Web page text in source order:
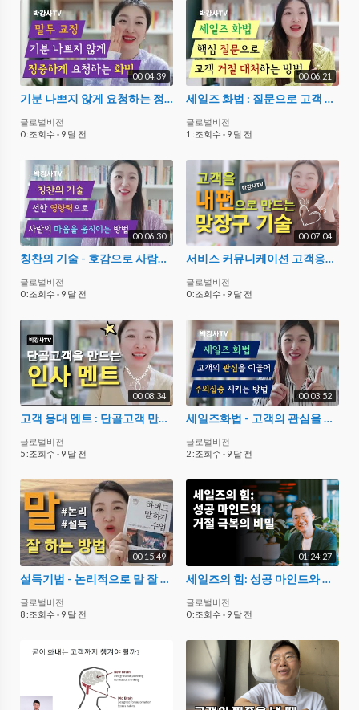
00:04:39
기분 나쁘지 않게 요청하는 정중한 부탁 말투 만들기
글로벌비전
0 :조회수 · 9 달 전
00:06:21
세일즈 화법 : 질문으로 고객 거절을 대처하세요
글로벌비전
1 :조회수 · 9 달 전
00:06:30
칭찬의 기술 - 호감으로 사람의 마음을 움직이는 단계별 칭찬 방법
글로벌비전
0 :조회수 · 9 달 전
00:07:04
서비스 커뮤니케이션 고객응대 화법 : 맞장구 잘 치는 법
글로벌비전
0 :조회수 · 9 달 전
00:08:34
고객 응대 멘트 : 단골고객 만드는 인사말
글로벌비전
5 :조회수 · 9 달 전
00:03:52
세일즈화법 - 고객의 관심을 이끌고 주의집중 시키는 상품설명기법
글로벌비전
2 :조회수 · 9 달 전
00:15:49
설득기법 - 논리적으로 말 잘 하는 방법 : 하버드 말하기 수업
글로벌비전
8 :조회수 · 9 달 전
01:24:27
세일즈의 힘: 성공 마인드와 거절 극복의 비밀
글로벌비전
0 :조회수 · 9 달 전